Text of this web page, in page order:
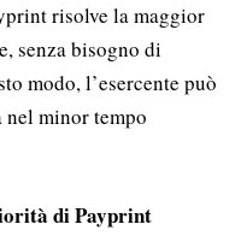
risolve la maggior
senza bisogno di
modo, l’esercente può
minor tempo
di Payprint